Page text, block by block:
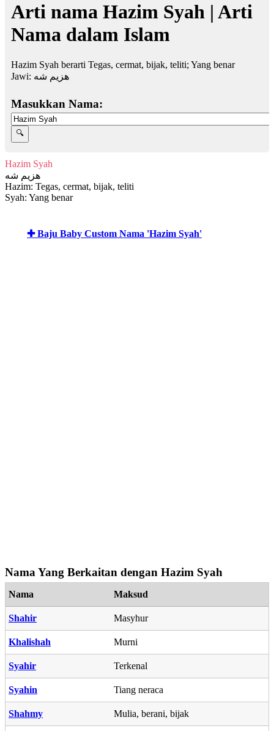
Arti nama Hazim Syah | Arti
Nama dalam Islam
Hazim Syah berarti Tegas, cermat, bijak, teliti; Yang benar
Jawi: هزيم شه
Masukkan Nama:
Hazim Syah
هزيم شه
Hazim: Tegas, cermat, bijak, teliti
Syah: Yang benar
✚ Baju Baby Custom Nama 'Hazim Syah'
Nama Yang Berkaitan dengan Hazim Syah
Nama Maksud
Shahir Masyhur
Khalishah Murni
Syahir Terkenal
Syahin Tiang neraca
Shahmy Mulia, berani, bijak